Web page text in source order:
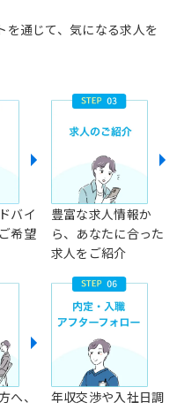
を通じて、気になる求人を
バイ
希望
豊富な求人情報か
ら、あなたに合った
求人をご紹介
へ、
年収交渉や入社日調